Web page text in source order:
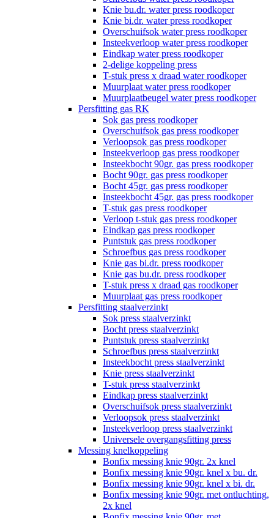
Knie bu.dr. water press roodkoper
Knie bi.dr. water press roodkoper
Overschuifsok water press roodkoper
Insteekverloop water press roodkoper
Eindkap water press roodkoper
2-delige koppeling press
T-stuk press x draad water roodkoper
Muurplaat water press roodkoper
Muurplaatbeugel water press roodkoper
Persfitting gas RK
Sok gas press roodkoper
Overschuifsok gas press roodkoper
Verloopsok gas press roodkoper
Insteekverloop gas press roodkoper
Insteekbocht 90gr. gas press roodkoper
Bocht 90gr. gas press roodkoper
Bocht 45gr. gas press roodkoper
Insteekbocht 45gr. gas press roodkoper
T-stuk gas press roodkoper
Verloop t-stuk gas press roodkoper
Eindkap gas press roodkoper
Puntstuk gas press roodkoper
Schroefbus gas press roodkoper
Knie gas bi.dr. press roodkoper
Knie gas bu.dr. press roodkoper
T-stuk press x draad gas roodkoper
Muurplaat gas press roodkoper
Persfitting staalverzinkt
Sok press staalverzinkt
Bocht press staalverzinkt
Puntstuk press staalverzinkt
Schroefbus press staalverzinkt
Insteekbocht press staalverzinkt
Knie press staalverzinkt
T-stuk press staalverzinkt
Eindkap press staalverzinkt
Overschuifsok press staalverzinkt
Verloopsok press staalverzinkt
Insteekverloop press staalverzinkt
Universele overgangsfitting press
Messing knelkoppeling
Bonfix messing knie 90gr. 2x knel
Bonfix messing knie 90gr. knel x bu. dr.
Bonfix messing knie 90gr. knel x bi. dr.
Bonfix messing knie 90gr. met ontluchting,
2x knel